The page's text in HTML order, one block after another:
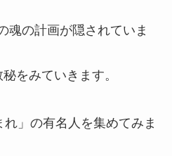
魂の計画が隠されていま
をみていきます。
」の有名人を集めてみま